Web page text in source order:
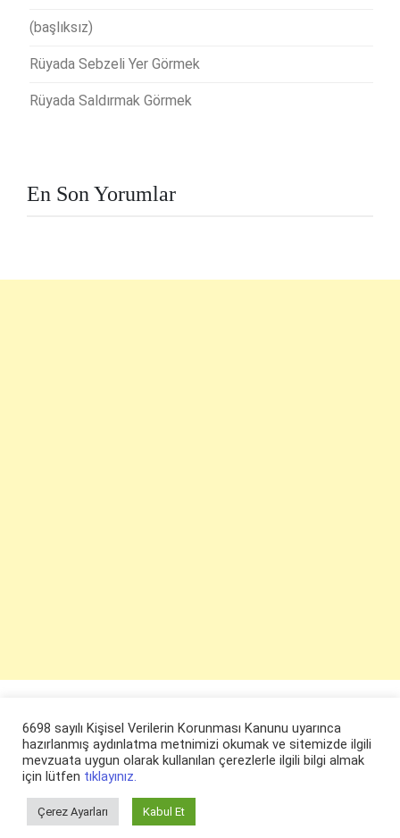
(başlıksız)
Rüyada Sebzeli Yer Görmek
Rüyada Saldırmak Görmek
En Son Yorumlar
© ruyaevi.com 2022
6698 sayılı Kişisel Verilerin Korunması Kanunu uyarınca
hazırlanmış aydınlatma metnimizi okumak ve sitemizde ilgili
mevzuata uygun olarak kullanılan çerezlerle ilgili bilgi almak
için lütfen tıklayınız.
Çerez Ayarları Kabul Et